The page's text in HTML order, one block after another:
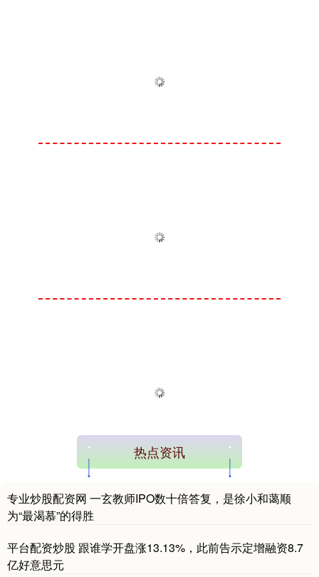
热点资讯
专业炒股配资网 一玄教师IPO数十倍答复，是徐小和蔼顺
为“最渴慕”的得胜
平台配资炒股 跟谁学开盘涨13.13%，此前告示定增融资8.7
亿好意思元